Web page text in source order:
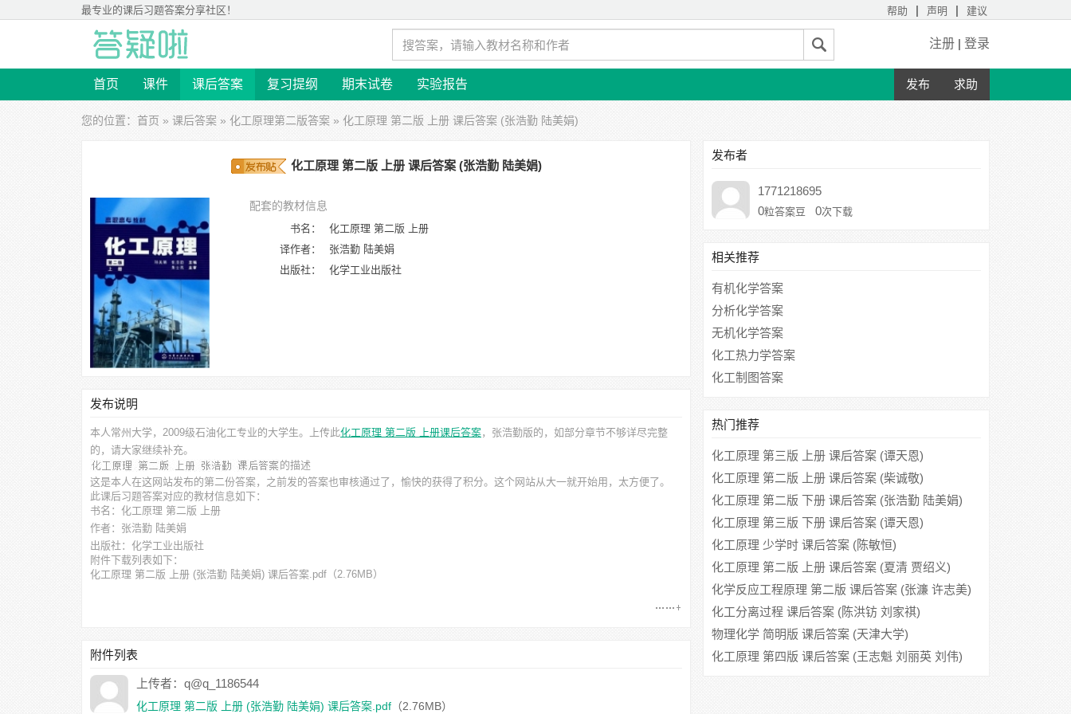
最专业的课后习题答案分享社区！ 帮助 | 声明 | 建议
注册 | 登录
首页 课件 课后答案 复习提纲 期末试卷 实验报告 发布 求助
您的位置： 首页 » 课后答案 » 化工原理第二版答案 » 化工原理 第二版 上册 课后答案 (张浩勤 陆美娟)
化工原理 第二版 上册 课后答案 (张浩勤 陆美娟)
配套的教材信息
书名：
化工原理 第二版 上册
译作者：
张浩勤 陆美娟
出版社：
化学工业出版社
发布说明
本人常州大学，2009级石油化工专业的大学生。上传此化工原理 第二版 上册课后答案，张浩勤版的，如部分章节不够详尽完整
的，请大家继续补充。
的描述
这是本人在这网站发布的第二份答案，之前发的答案也审核通过了，愉快的获得了积分。这个网站从大一就开始用，太方便了。
此课后习题答案对应的教材信息如下：
书名：化工原理 第二版 上册
作者：张浩勤 陆美娟
出版社：化学工业出版社
附件下载列表如下：
化工原理 第二版 上册 (张浩勤 陆美娟) 课后答案.pdf （2.76MB）
附件列表
上传者：q@q_1186544
化工原理 第二版 上册 (张浩勤 陆美娟) 课后答案.pdf （2.76MB）
发布者
1771218695
0粒答案豆 0次下载
相关推荐
有机化学答案
分析化学答案
无机化学答案
化工热力学答案
化工制图答案
热门推荐
化工原理 第三版 上册 课后答案 (谭天恩)
化工原理 第二版 上册 课后答案 (柴诚敬)
化工原理 第二版 下册 课后答案 (张浩勤 陆美娟)
化工原理 第三版 下册 课后答案 (谭天恩)
化工原理 少学时 课后答案 (陈敏恒)
化工原理 第二版 上册 课后答案 (夏清 贾绍义)
化学反应工程原理 第二版 课后答案 (张濂 许志美)
化工分离过程 课后答案 (陈洪钫 刘家祺)
物理化学 简明版 课后答案 (天津大学)
化工原理 第四版 课后答案 (王志魁 刘丽英 刘伟)